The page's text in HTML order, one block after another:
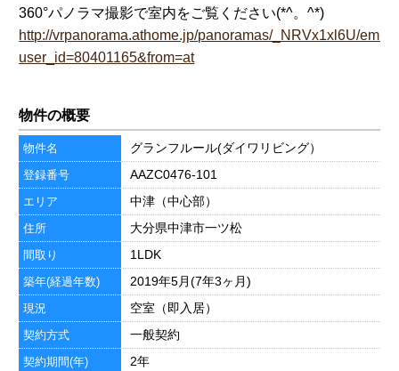
360°パノラマ撮影で室内をご覧ください(*^。^*)
http://vrpanorama.athome.jp/panoramas/_NRVx1xl6U/
user_id=80401165&from=at
物件の概要
物件名 グランフルール(ダイワリビング）
登録番号 AAZC0476-101
エリア 中津（中心部）
住所 大分県中津市一ツ松
間取り 1LDK
築年(経過年数) 2019年5月(7年3ヶ月)
現況 空室（即入居）
契約方式 一般契約
契約期間(年) 2年